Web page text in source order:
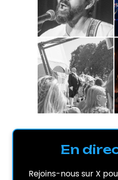
En
Rejoins-nous sur X